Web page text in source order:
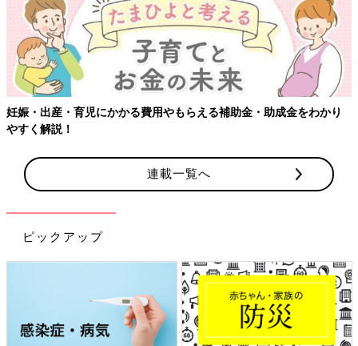
切迫流産（せっぱくりゅうざん）・後期流産
22週未満におなかの痛みや張りを伴った出血が起こると、切迫流
産と診断されますが、赤ちゃんの心拍が見られれば妊娠を継続で
きる状態です。一方、後期流産とは妊娠22週未満に妊娠が終了し
てしまうこと。妊娠12週未満に起こる早期流産に比べて、起こる
可能性は少ないですが、赤ちゃんの染色体異常に限らず、細菌感
染による絨毛膜羊膜炎などが原因で起こる場合があります。出血
切迫早産（せっぱくそうざん）
頸管が短くなったり、子宮口が開いてきたりして、早産しそうな
菌感染による絨毛膜羊膜炎や、出血しやすい前置胎盤・低置胎盤
などのケースがあります。突然出血が起こったり、鮮やかな赤色
の出血が見られたり、出血量が多いときには、早産のリスクが高
まっている可能性が。
妊娠・出産・育児にかかる費用やもらえる補助金・助成金をわかり
やすく解説！
連載一覧へ
ピックアップ